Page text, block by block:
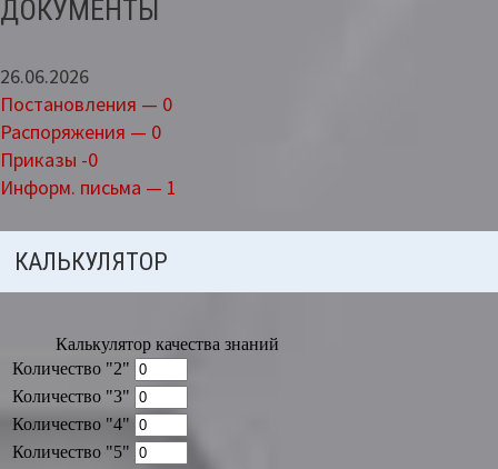
ДОКУМЕНТЫ
26.06.2026
Постановления — 0
Распоряжения — 0
Приказы -0
Информ. письма — 1
КАЛЬКУЛЯТОР